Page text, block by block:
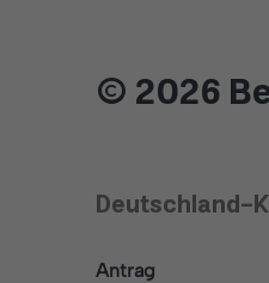
© 2026
Deutschland-
Antrag